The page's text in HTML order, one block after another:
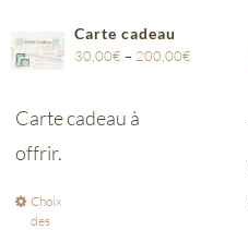
Carte cadeau
30,00€ – 200,00€
Carte cadeau à
offrir.
Choix
des